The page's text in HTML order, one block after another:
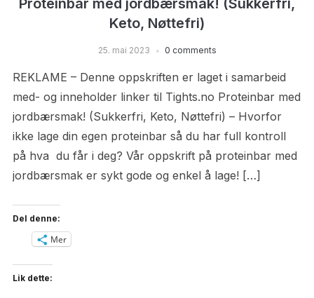
Proteinbar med jordbærsmak! (Sukkerfri,
Keto, Nøttefri)
25. mai 2023 0 comments
REKLAME – Denne oppskriften er laget i samarbeid
med- og inneholder linker til Tights.no Proteinbar med
jordbærsmak! (Sukkerfri, Keto, Nøttefri) – Hvorfor
ikke lage din egen proteinbar så du har full kontroll
på hva du får i deg? Vår oppskrift på proteinbar med
jordbærsmak er sykt gode og enkel å lage! […]
Del denne:
Mer
Lik dette: